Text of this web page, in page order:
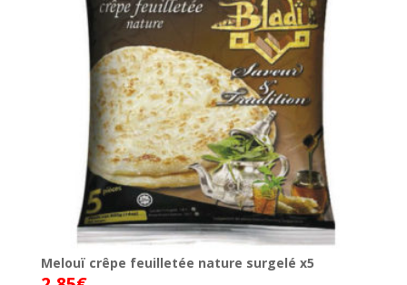
Melouï crêpe feuilletée nature surgelé x5